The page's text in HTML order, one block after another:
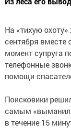
На «тихую
сентября вместе
момент супруга
телефонные
помощи
Поисковики
самым
в течение 15